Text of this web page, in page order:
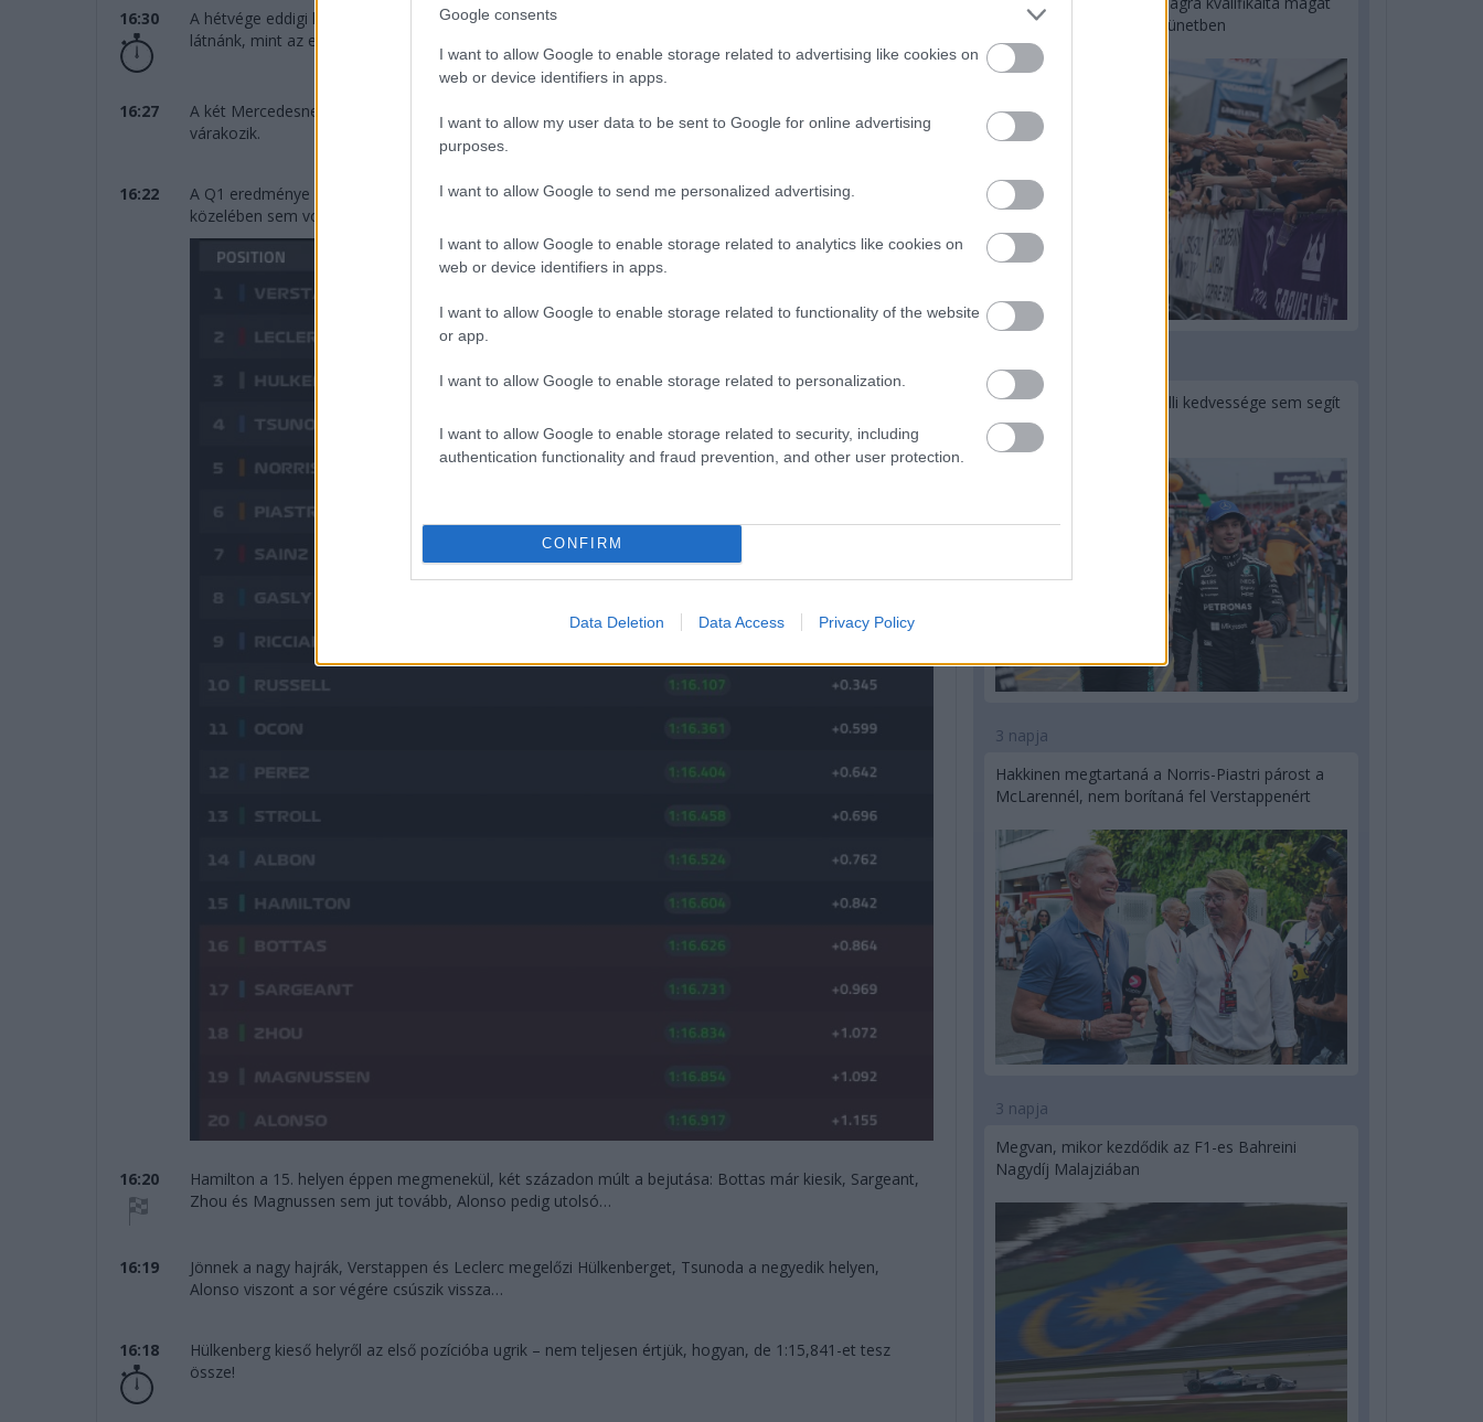
Google consents
I want to allow Google to enable storage related to advertising like cookies on
web or device identifiers in apps.
I want to allow my user data to be sent to Google for online advertising
purposes.
I want to allow Google to send me personalized advertising.
I want to allow Google to enable storage related to analytics like cookies on
web or device identifiers in apps.
I want to allow Google to enable storage related to functionality of the website
or app.
I want to allow Google to enable storage related to personalization.
I want to allow Google to enable storage related to security, including
authentication functionality and fraud prevention, and other user protection.
CONFIRM
Data Deletion Data Access Privacy Policy
16:30
A hétvége eddigi legjobbját Verstappen futja meg, 1:15,386 – mintha egy egészen más versenyzőt
látnánk, mint az edzéseken. Mögötte Perez és Hülkenberg, majd a két Mercedes.
16:27
A két Mercedesnek volt a legsietősebb a Q2 elején. a két Ferrari és két McLaren egyelőre a bokszban
várakozik.
16:22
A Q1 eredménye – azért emlékezzünk rá, Verstappen először szerepel a hétvégén az első helyen, eddig
közelében sem volt.
16:20
Hamilton a 15. helyen éppen megmenekül, két századon múlt a bejutása: Bottas már kiesik, Sargeant,
Zhou és Magnussen sem jut tovább, Alonso pedig utolsó…
16:19
Jönnek a nagy hajrák, Verstappen és Leclerc megelőzi Hülkenberget, Tsunoda a negyedik helyen,
Alonso viszont a sor végére csúszik vissza…
16:18
Hülkenberg kieső helyről az első pozícióba ugrik – nem teljesen értjük, hogyan, de 1:15,841-et tesz
össze!
Bottas az F1-es nyári szünetben
Montoya szerint Antonelli kedvessége sem segít
Russellen
3 napja
Hakkinen megtartaná a Norris-Piastri párost a
McLarennél, nem borítaná fel Verstappenért
3 napja
Megvan, mikor kezdődik az F1-es Bahreini
Nagydíj Malajziában